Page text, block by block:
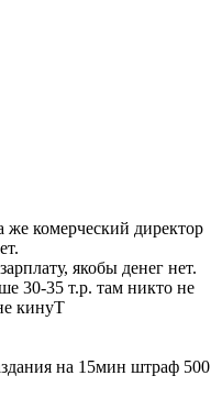
же комерческий директор
якобы денег нет.
30-35 т.р. там никто не
кинуТ
на 15мин штраф 500